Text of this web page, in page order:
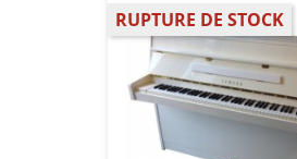
RUPTURE DE STOCK